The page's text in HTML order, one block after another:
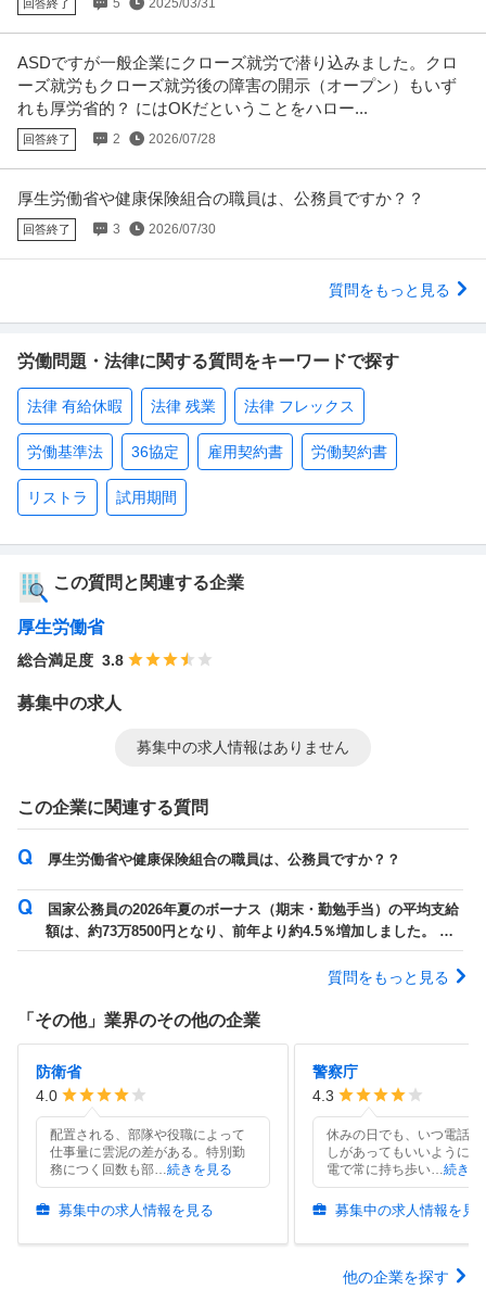
回答終了 5 2025/03/31
ASDですが一般企業にクローズ就労で潜り込みました。クロ
ーズ就労もクローズ就労後の障害の開示（オープン）もいず
れも厚労省的？ にはOKだということをハロー...
回答終了 2 2026/07/28
厚生労働省や健康保険組合の職員は、公務員ですか？？
回答終了 3 2026/07/30
質問をもっと見る
労働問題・法律に関する質問をキーワードで探す
法律 有給休暇 法律 残業 法律 フレックス
労働基準法 36協定 雇用契約書 労働契約書
リストラ 試用期間
この質問と関連する企業
厚生労働省
総合満足度 3.8
募集中の求人
募集中の求人情報はありません
この企業に関連する質問
厚生労働省や健康保険組合の職員は、公務員ですか？？
国家公務員の2026年夏のボーナス（期末・勤勉手当）の平均支給
額は、約73万8500円となり、前年より約4.5％増加しました。 平
均年齢32.9歳で、この...
質問をもっと見る
「 その他」業界のその他の企業
防衛省
4.0
配置される、部隊や役職によって
仕事量に雲泥の差がある。特別勤
務につく回数も部…続きを見る
募集中の求人情報を見る
警察庁
4.3
休みの日でも、いつ電話で
しがあってもいいように
電で常に持ち歩い…続きを
募集中の求人情報を見
他の企業を探す